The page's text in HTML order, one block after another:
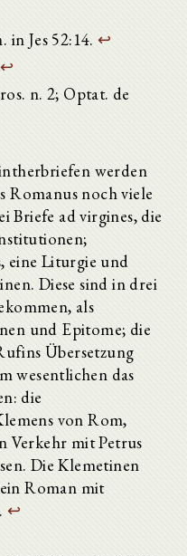
in Jes 52:14.↩
↩
n. 2; Optat. de
werden
Romanus noch viele
Briefe ad virgines, die
eine Liturgie und
Diese sind in drei
als
und Epitome; die
Übersetzung
wesentlichen das
die
von Rom,
Verkehr mit Petrus
Die Klemetinen
Roman mit
↩